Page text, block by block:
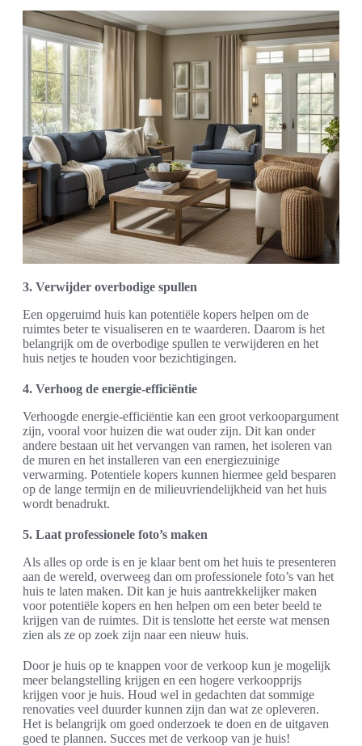
3. Verwijder overbodige spullen
Een opgeruimd huis kan potentiële kopers helpen om de
ruimtes beter te visualiseren en te waarderen. Daarom is het
belangrijk om de overbodige spullen te verwijderen en het
huis netjes te houden voor bezichtigingen.
4. Verhoog de energie-efficiëntie
Verhoogde energie-efficiëntie kan een groot verkoopargument
zijn, vooral voor huizen die wat ouder zijn. Dit kan onder
andere bestaan uit het vervangen van ramen, het isoleren van
de muren en het installeren van een energiezuinige
verwarming. Potentiele kopers kunnen hiermee geld besparen
op de lange termijn en de milieuvriendelijkheid van het huis
wordt benadrukt.
5. Laat professionele foto’s maken
Als alles op orde is en je klaar bent om het huis te presenteren
aan de wereld, overweeg dan om professionele foto’s van het
huis te laten maken. Dit kan je huis aantrekkelijker maken
voor potentiële kopers en hen helpen om een beter beeld te
krijgen van de ruimtes. Dit is tenslotte het eerste wat mensen
zien als ze op zoek zijn naar een nieuw huis.
Door je huis op te knappen voor de verkoop kun je mogelijk
meer belangstelling krijgen en een hogere verkoopprijs
krijgen voor je huis. Houd wel in gedachten dat sommige
renovaties veel duurder kunnen zijn dan wat ze opleveren.
Het is belangrijk om goed onderzoek te doen en de uitgaven
goed te plannen. Succes met de verkoop van je huis!